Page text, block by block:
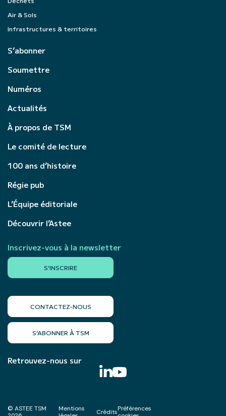
Air & Sols
Infrastructures & territoires
S’abonner
Soumettre
Numéros
Actualités
À propos de TSM
Le comité de lecture
100 ans d’histoire
Régie pub
L’Équipe éditoriale
Découvrir l’Astee
Inscrivez-vous à la newsletter
S'INSCRIRE
CONTACTEZ-NOUS
S’ABONNER À TSM
Retrouvez-nous sur
© ASTEE TSM
Mentions
CréditsPréférences